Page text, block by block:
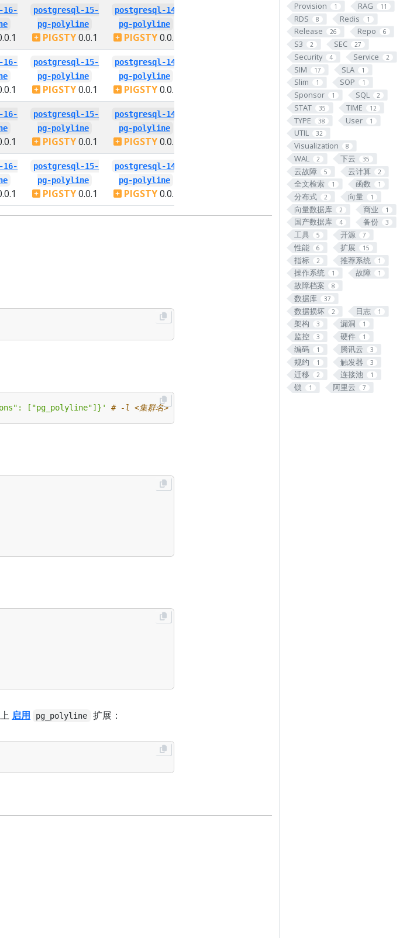
Provision 1 RAG 11
RDS 8 Redis 1
Release 26 Repo 6
S3 2 SEC 27
Security 4 Service 2
SIM 17 SLA 1
Slim 1 SOP 1
Sponsor 1 SQL 2
STAT 35 TIME 12
TYPE 38 User 1
UTIL 32
Visualization 8
WAL 2 下云 35
云故障 5 云计算 2
全文检索 1 函数 1
分布式 2 向量 1
向量数据库 2 商业 1
国产数据库 4 备份 3
工具 5 开源 7
性能 6 扩展 15
指标 2 推荐系统 1
操作系统 1 故障 1
故障档案 8
数据库 37
数据损坏 2 日志 1
架构 3 漏洞 1
监控 3 硬件 1
编码 1 腾讯云 3
规约 1 触发器 3
迁移 2 连接池 1
锁 1 阿里云 7
16-
postgresql-15-
pg-polyline
PIGSTY0.0.1
postgresql-14-
pg-polyline
PIGSTY0.0.1
16-
postgresql-15-
pg-polyline
PIGSTY0.0.1
postgresql-14-
pg-polyline
PIGSTY0.0.1
16-
postgresql-15-
pg-polyline
PIGSTY0.0.1
postgresql-14-
pg-polyline
PIGSTY0.0.1
16-
postgresql-15-
pg-polyline
PIGSTY0.0.1
postgresql-14-
pg-polyline
PIGSTY0.0.1
["pg_polyline"]}' # -l <集群名>
启用 pg_polyline 扩展：